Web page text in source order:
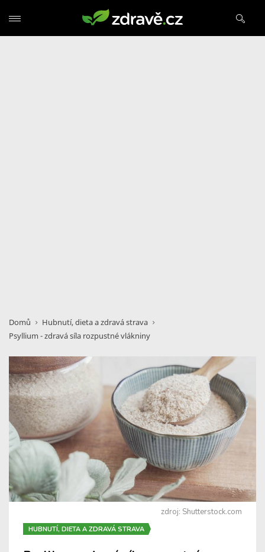
Domů
Hubnutí, dieta a zdravá strava
Psyllium - zdravá síla rozpustné vlákniny
zdroj: Shutterstock.com
HUBNUTÍ, DIETA A ZDRAVÁ STRAVA